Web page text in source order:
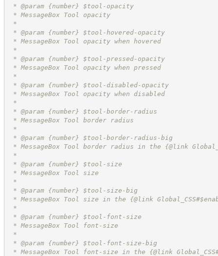
* @param {number} $tool-opacity
* MessageBox Tool opacity
*
* @param {number} $tool-hovered-opacity
* MessageBox Tool opacity when hovered
*
* @param {number} $tool-pressed-opacity
* MessageBox Tool opacity when pressed
*
* @param {number} $tool-disabled-opacity
* MessageBox Tool opacity when disabled
*
* @param {number} $tool-border-radius
* MessageBox Tool border radius
*
* @param {number} $tool-border-radius-big
* MessageBox Tool border radius in the {@link
*
* @param {number} $tool-size
* MessageBox Tool size
*
* @param {number} $tool-size-big
* MessageBox Tool size in the {@link
*
* @param {number} $tool-font-size
* MessageBox Tool font-size
*
* @param {number} $tool-font-size-big
* MessageBox Tool font-size in the {@link